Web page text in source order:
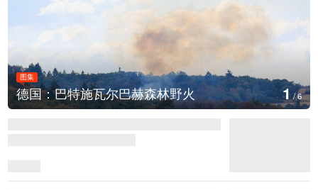
图集
德国：巴特施瓦尔巴赫森林野火 1/6